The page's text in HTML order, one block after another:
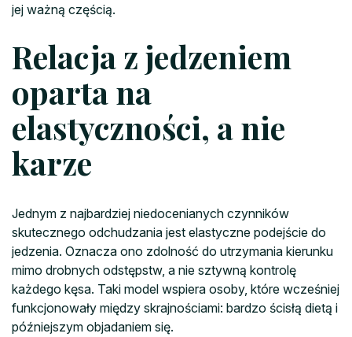
jej ważną częścią.
Relacja z jedzeniem
oparta na
elastyczności, a nie
karze
Jednym z najbardziej niedocenianych czynników
skutecznego odchudzania jest elastyczne podejście do
jedzenia. Oznacza ono zdolność do utrzymania kierunku
mimo drobnych odstępstw, a nie sztywną kontrolę
każdego kęsa. Taki model wspiera osoby, które wcześniej
funkcjonowały między skrajnościami: bardzo ścisłą dietą i
późniejszym objadaniem się.